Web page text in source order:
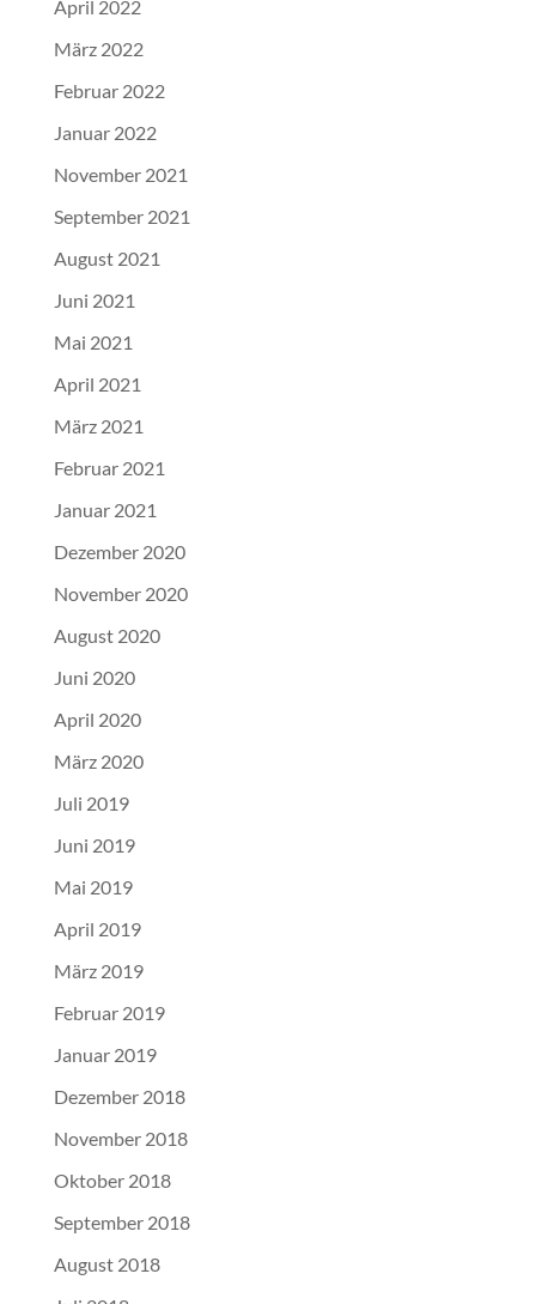
April 2022
März 2022
Februar 2022
Januar 2022
November 2021
September 2021
August 2021
Juni 2021
Mai 2021
April 2021
März 2021
Februar 2021
Januar 2021
Dezember 2020
November 2020
August 2020
Juni 2020
April 2020
März 2020
Juli 2019
Juni 2019
Mai 2019
April 2019
März 2019
Februar 2019
Januar 2019
Dezember 2018
November 2018
Oktober 2018
September 2018
August 2018